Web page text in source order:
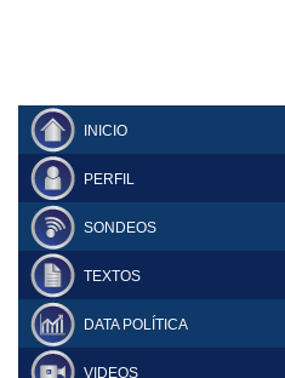
INICIO
PERFIL
SONDEOS
TEXTOS
DATA POLÍTICA
VIDEOS